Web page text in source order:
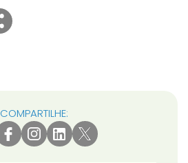
COMPARTILHE: